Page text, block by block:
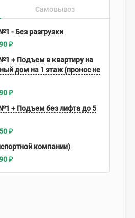
Самовывоз
- Без разгрузки
₽
+ Подъем в квартиру на
дом на 1 этаж (пронос не
₽
+ Подъем без лифта до 5
₽
компании)
₽